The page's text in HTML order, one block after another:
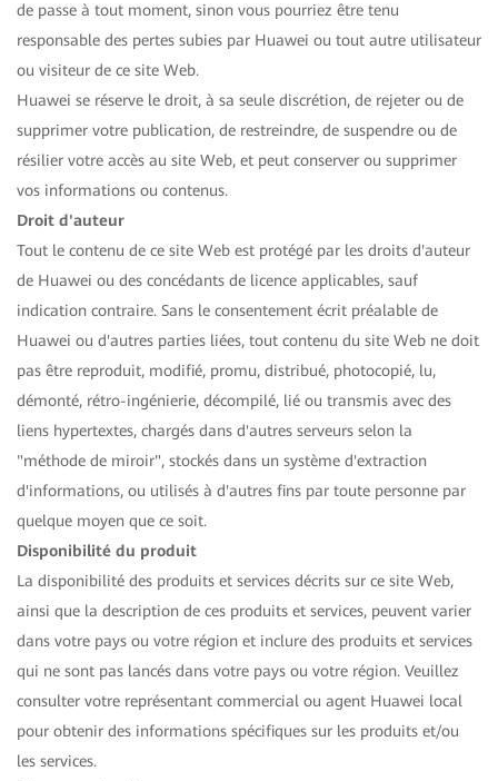
de passe à tout moment, sinon vous pourriez être tenu
responsable des pertes subies par Huawei ou tout autre utilisateur
ou visiteur de ce site Web.
Huawei se réserve le droit, à sa seule discrétion, de rejeter ou de
supprimer votre publication, de restreindre, de suspendre ou de
résilier votre accès au site Web, et peut conserver ou supprimer
vos informations ou contenus.
Droit d'auteur
Tout le contenu de ce site Web est protégé par les droits d'auteur
de Huawei ou des concédants de licence applicables, sauf
indication contraire. Sans le consentement écrit préalable de
Huawei ou d'autres parties liées, tout contenu du site Web ne doit
pas être reproduit, modifié, promu, distribué, photocopié, lu,
démonté, rétro-ingénierie, décompilé, lié ou transmis avec des
liens hypertextes, chargés dans d'autres serveurs selon la
"méthode de miroir", stockés dans un système d'extraction
d'informations, ou utilisés à d'autres fins par toute personne par
quelque moyen que ce soit.
Disponibilité du produit
La disponibilité des produits et services décrits sur ce site Web,
ainsi que la description de ces produits et services, peuvent varier
dans votre pays ou votre région et inclure des produits et services
qui ne sont pas lancés dans votre pays ou votre région. Veuillez
consulter votre représentant commercial ou agent Huawei local
pour obtenir des informations spécifiques sur les produits et/ou
les services.